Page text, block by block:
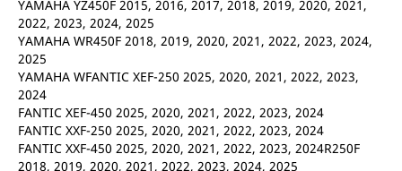
YAMAHA YZ450F 2015, 2016, 2017, 2018, 2019, 2020, 2021,
2022, 2023, 2024, 2025
YAMAHA WR450F 2018, 2019, 2020, 2021, 2022, 2023, 2024,
2025
YAMAHA WFANTIC XEF-250 2025, 2020, 2021, 2022, 2023,
2024
FANTIC XEF-450 2025, 2020, 2021, 2022, 2023, 2024
FANTIC XXF-250 2025, 2020, 2021, 2022, 2023, 2024
FANTIC XXF-450 2025, 2020, 2021, 2022, 2023, 2024R250F
2018, 2019, 2020, 2021, 2022, 2023, 2024, 2025